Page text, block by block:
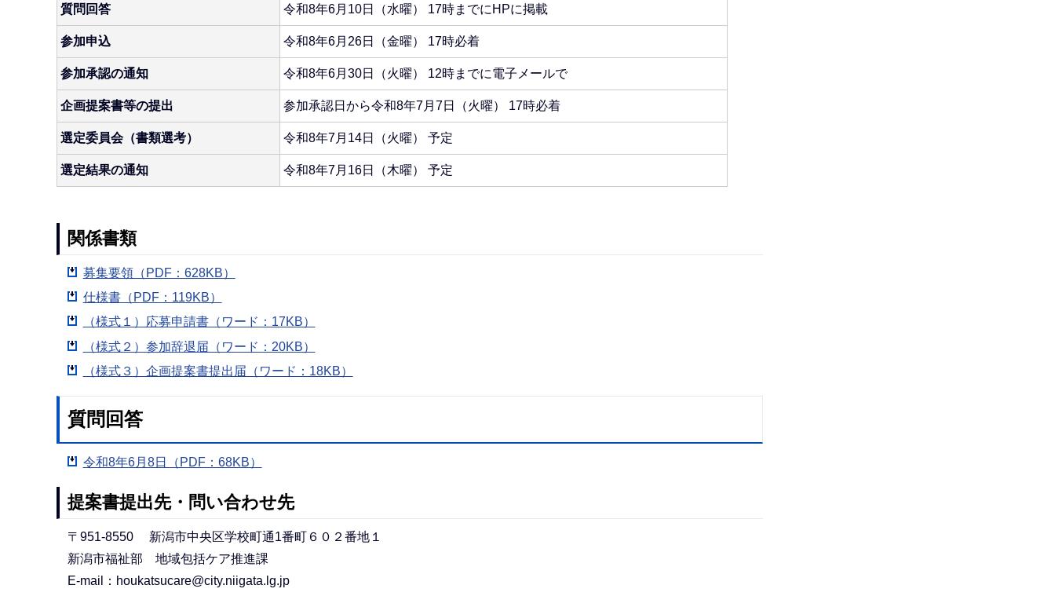
質問回答 令和8年6月10日（水曜） 17時までにHPに掲載
参加申込 令和8年6月26日（金曜） 17時必着
参加承認の通知 令和8年6月30日（火曜） 12時までに電子メールで
企画提案書等の提出 参加承認日から令和8年7月7日（火曜） 17時必着
選定委員会（書類選考） 令和8年7月14日（火曜） 予定
選定結果の通知 令和8年7月16日（木曜） 予定
関係書類
募集要領（PDF：628KB）
仕様書（PDF：119KB）
（様式１）応募申請書（ワード：17KB）
（様式２）参加辞退届（ワード：20KB）
（様式３）企画提案書提出届（ワード：18KB）
質問回答
令和8年6月8日（PDF：68KB）
提案書提出先・問い合わせ先
〒951-8550 新潟市中央区学校町通1番町６０２番地１
新潟市福祉部 地域包括ケア推進課
E-mail：houkatsucare@city.niigata.lg.jp